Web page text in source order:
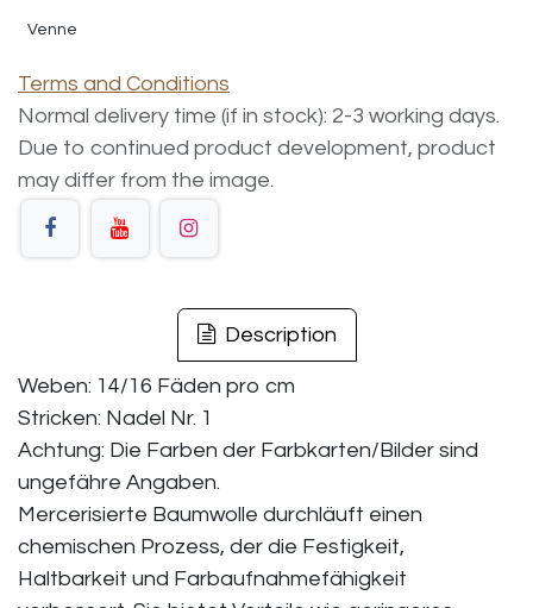
Venne
Terms and Conditions
Normal delivery time (if in stock): 2-3 working days.
Due to continued product development, product
may differ from the image.
Description
Weben: 14/16 Fäden pro cm
Stricken: Nadel Nr. 1
Achtung: Die Farben der Farbkarten/Bilder sind
ungefähre Angaben.
Mercerisierte Baumwolle durchläuft einen
chemischen Prozess, der die Festigkeit,
Haltbarkeit und Farbaufnahmefähigkeit